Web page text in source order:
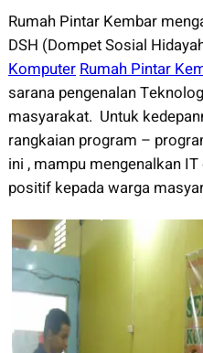
Rumah Pintar Kembar
DSH (Dompet Sosial
Komputer Rumah Pintar
sarana pengenalan
masyarakat. Untuk
rangkaian program –
ini , mampu mengenalkan
positif kepada warga